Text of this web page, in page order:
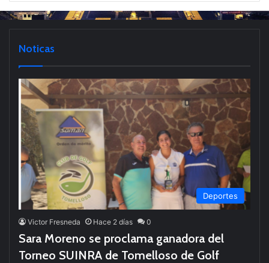
Noticas
Deportes
Victor Fresneda Hace 2 días 0
Sara Moreno se proclama ganadora del
Torneo SUINRA de Tomelloso de Golf